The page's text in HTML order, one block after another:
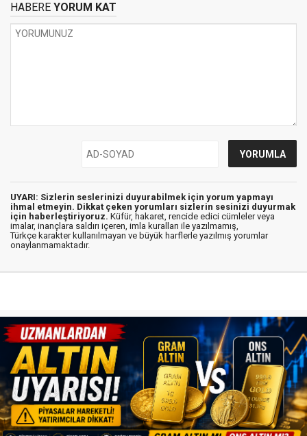
HABERE YORUM KAT
UYARI: Sizlerin seslerinizi duyurabilmek için yorum yapmayı
ihmal etmeyin. Dikkat çeken yorumları sizlerin sesinizi duyurmak
için haberleştiriyoruz. Küfür, hakaret, rencide edici cümleler veya
imalar, inançlara saldırı içeren, imla kuralları ile yazılmamış,
Türkçe karakter kullanılmayan ve büyük harflerle yazılmış yorumlar
onaylanmamaktadır.